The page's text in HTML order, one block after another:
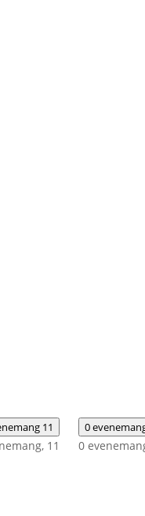
11
11
0
0